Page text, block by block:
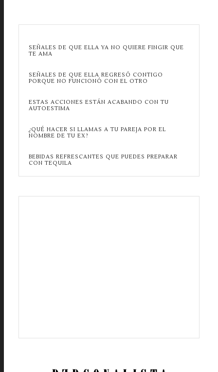
SEÑALES DE QUE ELLA YA NO QUIERE FINGIR QUE
TE AMA
SEÑALES DE QUE ELLA REGRESÓ CONTIGO
PORQUE NO FUNCIONÓ CON EL OTRO
ESTAS ACCIONES ESTÁN ACABANDO CON TU
AUTOESTIMA
¿QUÉ HACER SI LLAMAS A TU PAREJA POR EL
NOMBRE DE TU EX?
BEBIDAS REFRESCANTES QUE PUEDES PREPARAR
CON TEQUILA